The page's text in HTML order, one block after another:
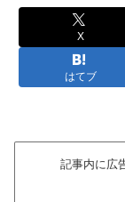
X
はてブ
記事内に広